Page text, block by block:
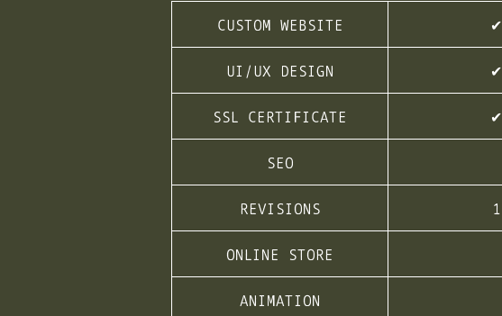
CUSTOM WEBSITE ✔︎
UI/UX DESIGN ✔︎
SSL CERTIFICATE ✔︎
SEO
REVISIONS 1
ONLINE STORE
ANIMATION